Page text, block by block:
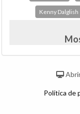
Kenny Dalglish
Política de